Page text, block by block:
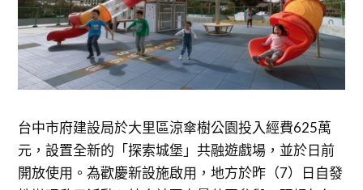
台中市府建設局於大里區涼傘樹公園投入經費625萬
元，設置全新的「探索城堡」共融遊戲場，並於日前
開放使用。為歡慶新設施啟用，地方於昨（7）日自發